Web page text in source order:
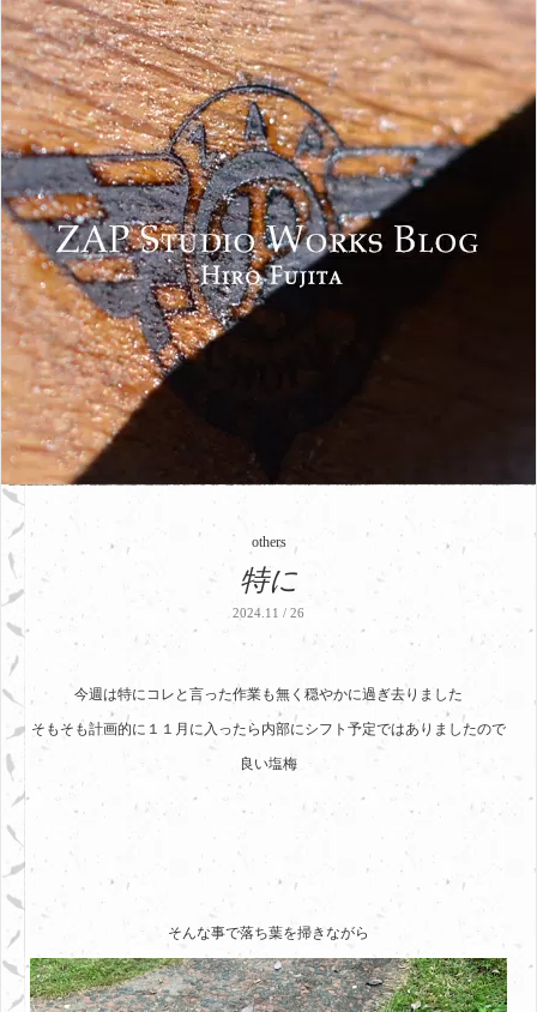
others
特に
2024.11 / 26
今週は特にコレと言った作業も無く穏やかに過ぎ去りました
そもそも計画的に１１月に入ったら内部にシフト予定ではありましたので
良い塩梅
そんな事で落ち葉を掃きながら